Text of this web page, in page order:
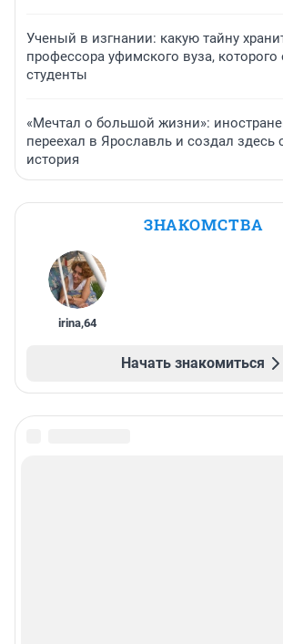
Ученый в изгнании: какую тайну
профессора уфимского вуза,
студенты
«Мечтал о большой жизни»:
переехал в Ярославль и создал
история
ЗНАКОМСТВА
irina,64
Начать знакомиться